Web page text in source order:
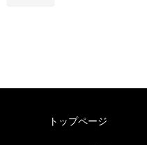
トップページ